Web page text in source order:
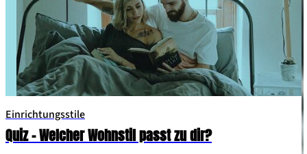
Einrichtungsstile
Quiz – Welcher Wohnstil passt zu dir?